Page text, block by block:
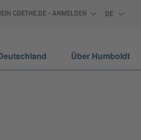
GOETHE.DE – ANMELDEN
DE
Über Humboldt